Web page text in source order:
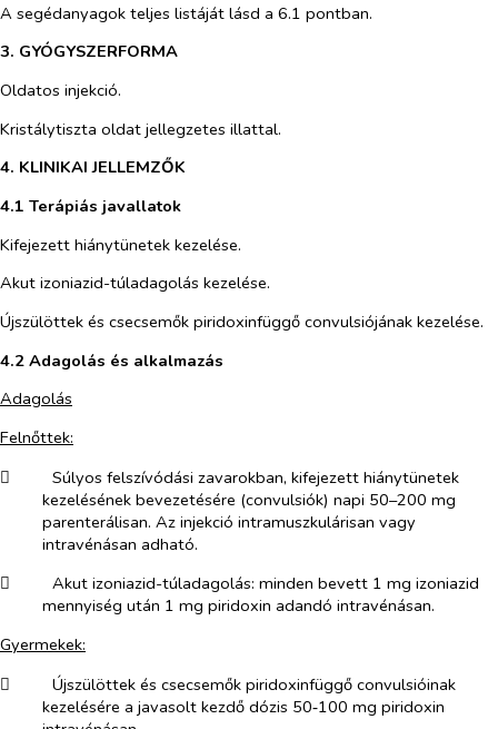
A segédanyagok teljes listáját lásd a 6.1 pontban.
3. GYÓGYSZERFORMA
Oldatos injekció.
Kristálytiszta oldat jellegzetes illattal.
4. KLINIKAI JELLEMZŐK
4.1 Terápiás javallatok
Kifejezett hiánytünetek kezelése.
Akut izoniazid-túladagolás kezelése.
Újszülöttek és csecsemők piridoxinfüggő convulsiójának kezelése.
4.2 Adagolás és alkalmazás
Adagolás
Felnőttek:
​
Súlyos felszívódási zavarokban, kifejezett hiánytünetek
kezelésének bevezetésére (convulsiók) napi 50–200 mg
parenterálisan. Az injekció intramuszkulárisan vagy
intravénásan adható.
​
Akut izoniazid-túladagolás: minden bevett 1 mg izoniazid
mennyiség után 1 mg piridoxin adandó intravénásan.
Gyermekek:
​
Újszülöttek és csecsemők piridoxinfüggő convulsióinak
kezelésére a javasolt kezdő dózis 50‑100 mg piridoxin